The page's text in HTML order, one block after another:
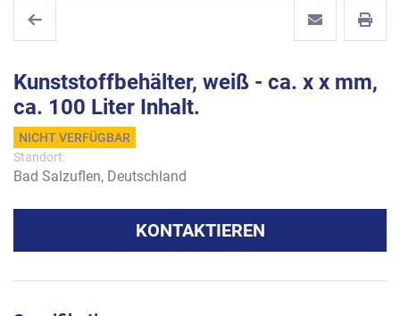
Kunststoffbehälter, weiß - ca. x x mm,
ca. 100 Liter Inhalt.
NICHT VERFÜGBAR
Standort:
Bad Salzuflen, Deutschland
KONTAKTIEREN